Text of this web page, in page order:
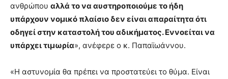
ανθρώπου αλλά το να αυστηροποιούμε το ήδη
υπάρχουν νομικό πλαίσιο δεν είναι απαραίτητα ότι
οδηγεί στην καταστολή του αδικήματος. Εννοείται να
υπάρχει τιμωρία», ανέφερε ο κ. Παπαϊωάννου.
«Η αστυνομία θα πρέπει να προστατεύει το θύμα. Είναι